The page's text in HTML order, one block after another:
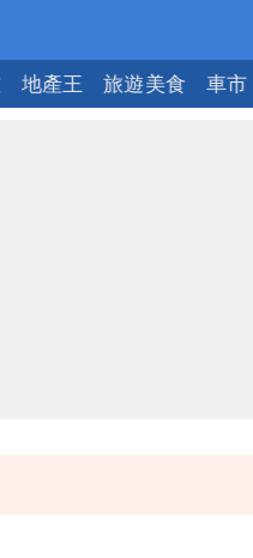
地產王 旅遊美食 車市